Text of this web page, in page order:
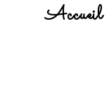
Accueil